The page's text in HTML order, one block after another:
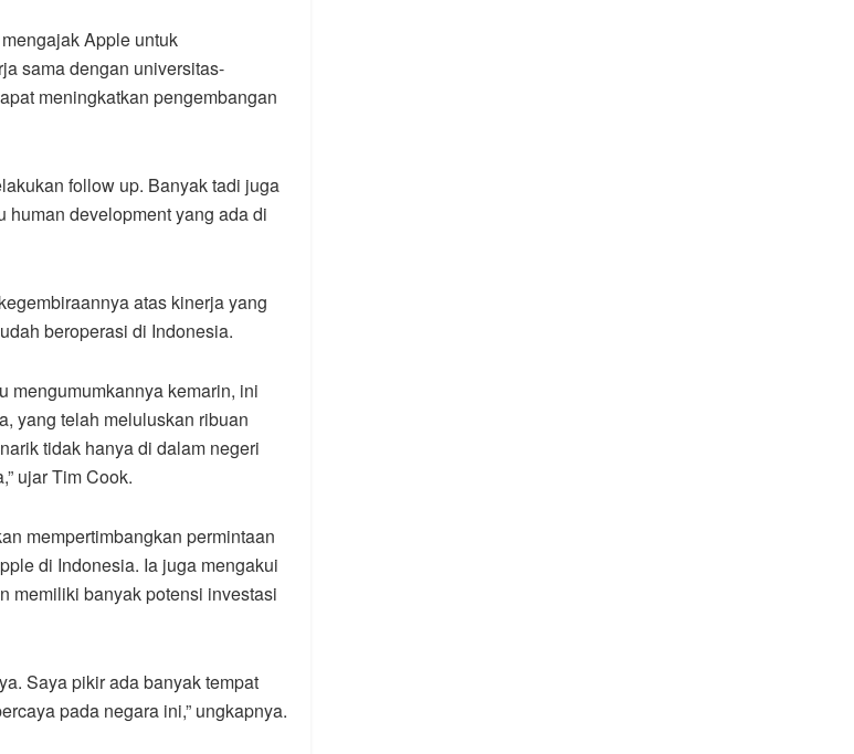
mengajak Apple untuk
sama dengan universitas-
meningkatkan pengembangan
follow up. Banyak tadi juga
human development yang ada di
atas kinerja yang
beroperasi di Indonesia.
mengumumkannya kemarin, ini
yang telah meluluskan ribuan
tidak hanya di dalam negeri
ujar Tim Cook.
mempertimbangkan permintaan
di Indonesia. Ia juga mengakui
memiliki banyak potensi investasi
Saya pikir ada banyak tempat
pada negara ini,” ungkapnya.